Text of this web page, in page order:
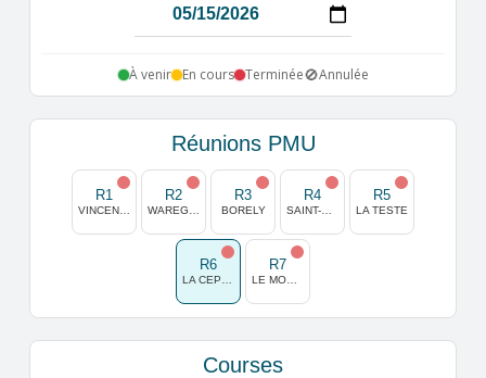
À venir En cours Terminée🚫Annulée
Réunions PMU
R1 R2 R3
BORELY
R4 R5
LA TESTE
R6 R7
Courses